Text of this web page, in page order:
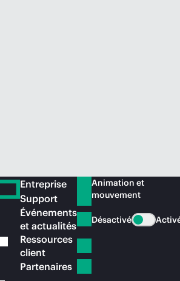
Entreprise
Support
Événements
et actualités
Ressources
client
Partenaires
Animation et
mouvement
Désactivé